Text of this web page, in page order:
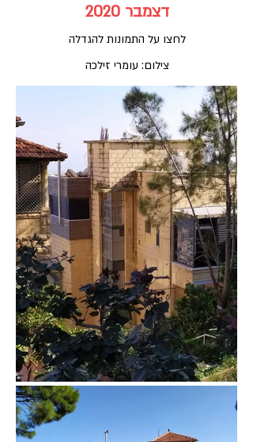
דצמבר 2020
לחצו על התמונות להגדלה
צילום: עומרי זילכה